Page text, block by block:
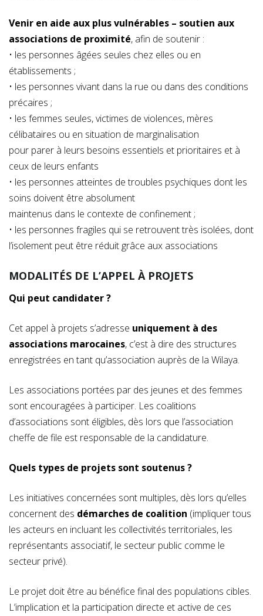
Venir en aide aux plus vulnérables – soutien aux
associations de proximité, afin de soutenir :
• les personnes âgées seules chez elles ou en
établissements ;
• les personnes vivant dans la rue ou dans des conditions
précaires ;
• les femmes seules, victimes de violences, mères
célibataires ou en situation de marginalisation
pour parer à leurs besoins essentiels et prioritaires et à
ceux de leurs enfants
• les personnes atteintes de troubles psychiques dont les
soins doivent être absolument
maintenus dans le contexte de confinement ;
• les personnes fragiles qui se retrouvent très isolées, dont
l’isolement peut être réduit grâce aux associations
MODALITÉS DE L’APPEL À PROJETS
Qui peut candidater ?
Cet appel à projets s’adresse uniquement à des
associations marocaines, c’est à dire des structures
enregistrées en tant qu’association auprès de la Wilaya.
Les associations portées par des jeunes et des femmes
sont encouragées à participer. Les coalitions
d’associations sont éligibles, dès lors que l’association
cheffe de file est responsable de la candidature.
Quels types de projets sont soutenus ?
Les initiatives concernées sont multiples, dès lors qu’elles
concernent des démarches de coalition (impliquer tous
les acteurs en incluant les collectivités territoriales, les
représentants associatif, le secteur public comme le
secteur privé).
Le projet doit être au bénéfice final des populations cibles.
L’implication et la participation directe et active de ces